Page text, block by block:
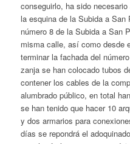
conseguirlo, ha sido
la esquina de la Subida a
número 8 de la Subida a San
misma calle, así como desde
terminar la fachada del
zanja se han colocado tubos
contener los cables de la
alumbrado público, en total
se han tenido que hacer 10
y dos armarios para
días se repondrá el